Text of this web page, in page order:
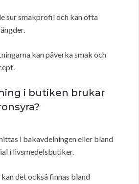
sur smakprofil och kan ofta
kan påverka smak och
i butiken brukar
i bakavdelningen eller bland
i livsmedelsbutiker.
det också finnas bland